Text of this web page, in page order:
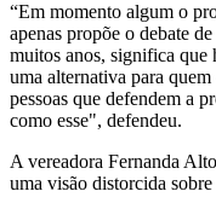
“Em momento algum o
apenas propõe o debate
muitos anos, significa que
uma alternativa para
pessoas que defendem a
como esse", defendeu.
A vereadora Fernanda
uma visão distorcida